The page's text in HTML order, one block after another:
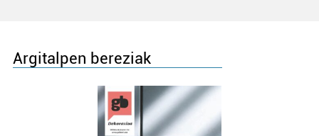
Argitalpen bereziak